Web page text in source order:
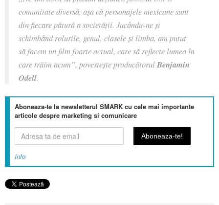
comunitate diversă, așa că personajele mexicane sunt
din fiecare pătură a societății. Jucându-ne și
schimbând rolurile, genul, clasele și limba, am putut
să facem un film foarte actual, care să reflecte lumea în
care trăim acum”, povestește producătorulBenjamin
Odell.
Aboneaza-te la newsletterul SMARK cu cele mai importante
articole despre marketing si comunicare
Info